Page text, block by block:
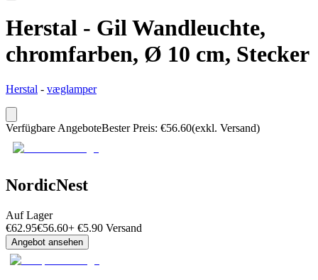
Herstal - Gil Wandleuchte,
chromfarben, Ø 10 cm, Stecker
Herstal - væglamper
Verfügbare AngeboteBester Preis: €56.60(exkl. Versand)
NordicNest
Auf Lager
€62.95€56.60+ €5.90 Versand
Angebot ansehen